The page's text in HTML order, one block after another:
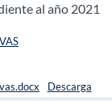
al año 2021
Descarga